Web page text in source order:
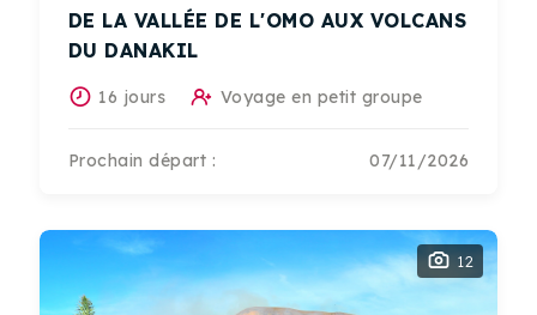
DE LA VALLÉE DE L'OMO AUX VOLCANS
DU DANAKIL
16 jours Voyage en petit groupe
Prochain départ : 07/11/2026
12